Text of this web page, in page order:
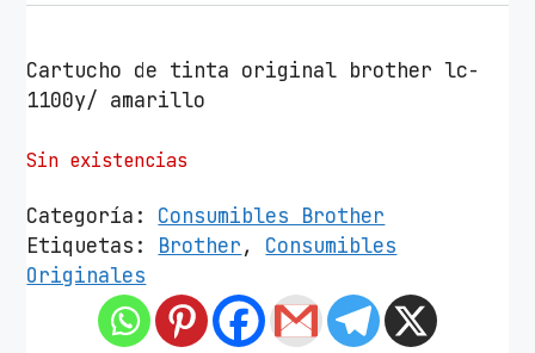
Cartucho de tinta original brother lc-
1100y/ amarillo
Sin existencias
Categoría: Consumibles Brother
Etiquetas: Brother, Consumibles
Originales